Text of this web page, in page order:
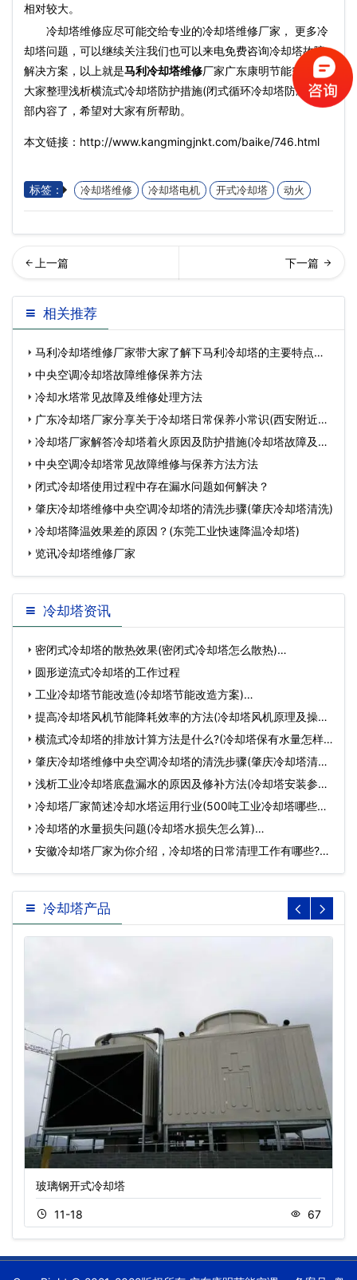
相对较大。
冷却塔维修应尽可能交给专业的冷却塔维修厂家， 更多冷
却塔问题，可以继续关注我们也可以来电免费咨询冷却塔故障
解决方案，以上就是马利冷却塔维修厂家广东康明节能空调为
大家整理浅析横流式冷却塔防护措施(闭式循环冷却塔防冻)的全
部内容了，希望对大家有所帮助。
本文链接：http://www.kangmingjnkt.com/baike/746.html
标签： 冷却塔维修 冷却塔电机 开式冷却塔 动火
璃钢冷却塔工厂(工业型玻璃
钢冷却塔订购)…
锈钢冷却塔压力范围(不锈钢
冷却塔系统)
相关推荐
马利冷却塔维修厂家带大家了解下马利冷却塔的主要特点有
哪 中央空调冷却塔故障维修保养方法
冷却水塔常见故障及维修处理方法
广东冷却塔厂家分享关于冷却塔日常保养小常识(西安附近冷
却 冷却塔厂家解答冷却塔着火原因及防护措施(冷却塔故障及处
理 中央空调冷却塔常见故障维修与保养方法方法
闭式冷却塔使用过程中存在漏水问题如何解决？
肇庆冷却塔维修中央空调冷却塔的清洗步骤(肇庆冷却塔清洗)
冷却塔降温效果差的原因？(东莞工业快速降温冷却塔)
览讯冷却塔维修厂家
冷却塔资讯
密闭式冷却塔的散热效果(密闭式冷却塔怎么散热)…
圆形逆流式冷却塔的工作过程
工业冷却塔节能改造(冷却塔节能改造方案)…
提高冷却塔风机节能降耗效率的方法(冷却塔风机原理及操作)
… 横流式冷却塔的排放计算方法是什么?(冷却塔保有水量怎样
计…肇庆冷却塔维修中央空调冷却塔的清洗步骤(肇庆冷却塔清洗)
… 浅析工业冷却塔底盘漏水的原因及修补方法(冷却塔安装参数)
… 冷却塔厂家简述冷却水塔运用行业(500吨工业冷却塔哪些厂
家…冷却塔的水量损失问题(冷却塔水损失怎么算)…
安徽冷却塔厂家为你介绍，冷却塔的日常清理工作有哪些?
(安徽…
冷却塔产品
玻璃钢开式冷却塔
11-18 67